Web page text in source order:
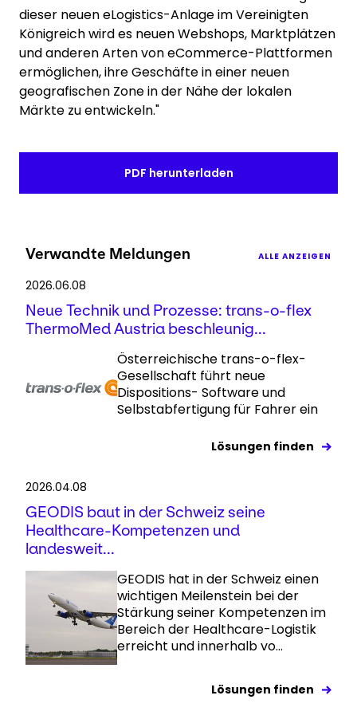
dieser neuen eLogistics-Anlage im Vereinigten
Königreich wird es neuen Webshops, Marktplätzen
und anderen Arten von eCommerce-Plattformen
ermöglichen, ihre Geschäfte in einer neuen
geografischen Zone in der Nähe der lokalen
Märkte zu entwickeln."
PDF herunterladen
Verwandte Meldungen ALLE ANZEIGEN
2026.06.08
Neue Technik und Prozesse: trans-o-flex
ThermoMed Austria beschleunig...
Österreichische trans-o-flex-
Gesellschaft führt neue
Dispositions- Software und
Selbstabfertigung für Fahrer ein
Lösungen finden
2026.04.08
GEODIS baut in der Schweiz seine
Healthcare-Kompetenzen und
landesweit...
GEODIS hat in der Schweiz einen
wichtigen Meilenstein bei der
Stärkung seiner Kompetenzen im
Bereich der Healthcare-Logistik
erreicht und innerhalb vo...
Lösungen finden